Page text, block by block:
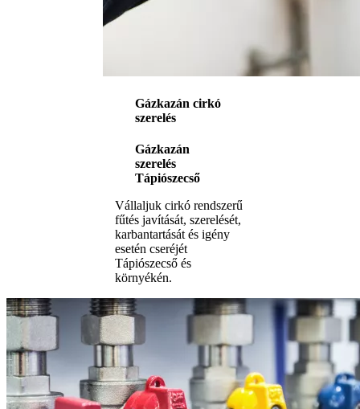
Gázkazán cirkó
szerelés
Gázkazán
szerelés
Tápiószecső
Vállaljuk cirkó rendszerű
fűtés javítását, szerelését,
karbantartását és igény
esetén cseréjét
Tápiószecső és
környékén.